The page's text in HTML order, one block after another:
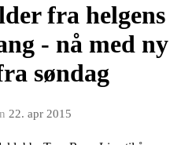
fra helgens
- nå med ny
søndag
22. apr 2015